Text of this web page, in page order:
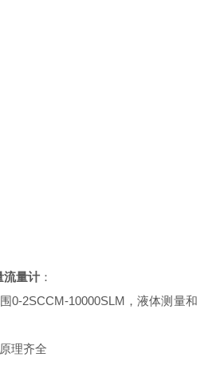
流量计：
0-2SCCM-10000SLM，液体测量和
理齐全